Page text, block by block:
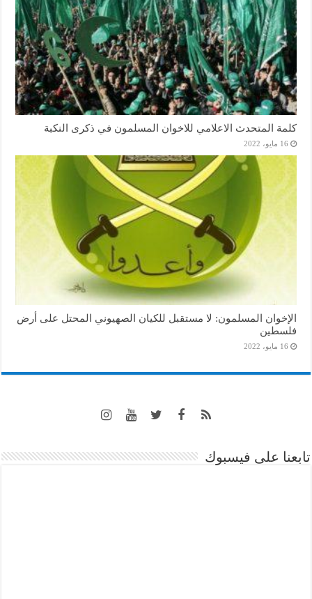
كلمة المتحدث الاعلامي للاخوان المسلمون في ذكرى النكبة
16 مايو، 2022
الإخوان المسلمون: لا مستقبل للكيان الصهيوني المحتل على أرض
فلسطين
16 مايو، 2022
تابعنا على فيسبوك